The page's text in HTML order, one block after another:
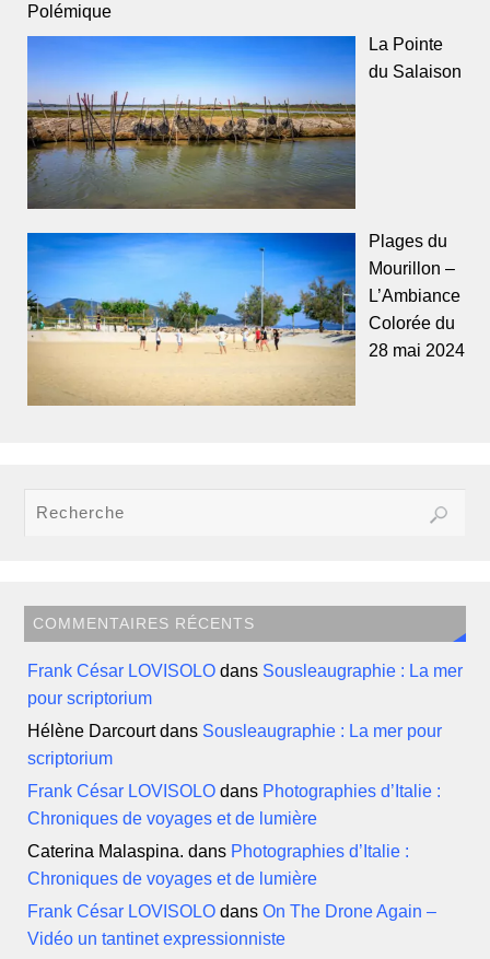
Polémique
La Pointe
du Salaison
Plages du
Mourillon –
L’Ambiance
Colorée du
28 mai 2024
COMMENTAIRES RÉCENTS
Frank César LOVISOLO dans Sousleaugraphie : La mer
pour scriptorium
Hélène Darcourtdans Sousleaugraphie : La mer pour
scriptorium
Frank César LOVISOLO dans Photographies d’Italie :
Chroniques de voyages et de lumière
Caterina Malaspina. dans Photographies d’Italie :
Chroniques de voyages et de lumière
Frank César LOVISOLO dansOn The Drone Again –
Vidéo un tantinet expressionniste